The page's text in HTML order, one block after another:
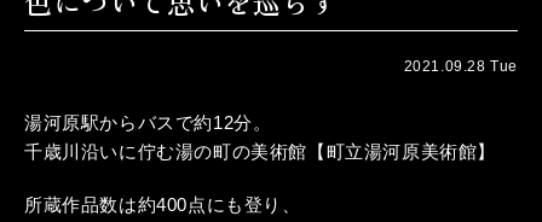
2021.09.28 Tue
湯河原駅からバスで約12分。
千歳川沿いに佇む湯の町の美術館【町立湯河原美術館】
所蔵作品数は約400点にも登り、